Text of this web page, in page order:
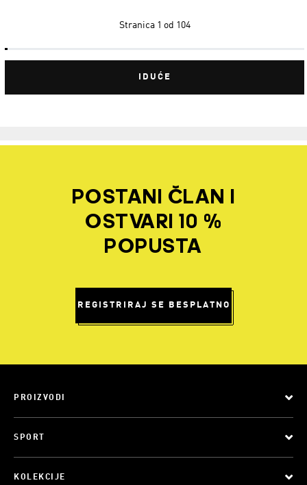
Stranica 1 od 104
IDUĆE
POSTANI ČLAN I
OSTVARI 10 %
POPUSTA
REGISTRIRAJ SE BESPLATNO
PROIZVODI
SPORT
KOLEKCIJE